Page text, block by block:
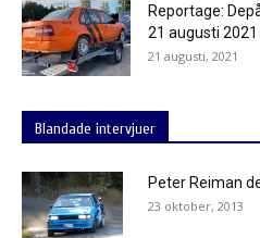
Reportage:
21 augusti 2021
21 augusti, 2021
Blandade intervjuer
Peter Reiman
23 oktober, 2013